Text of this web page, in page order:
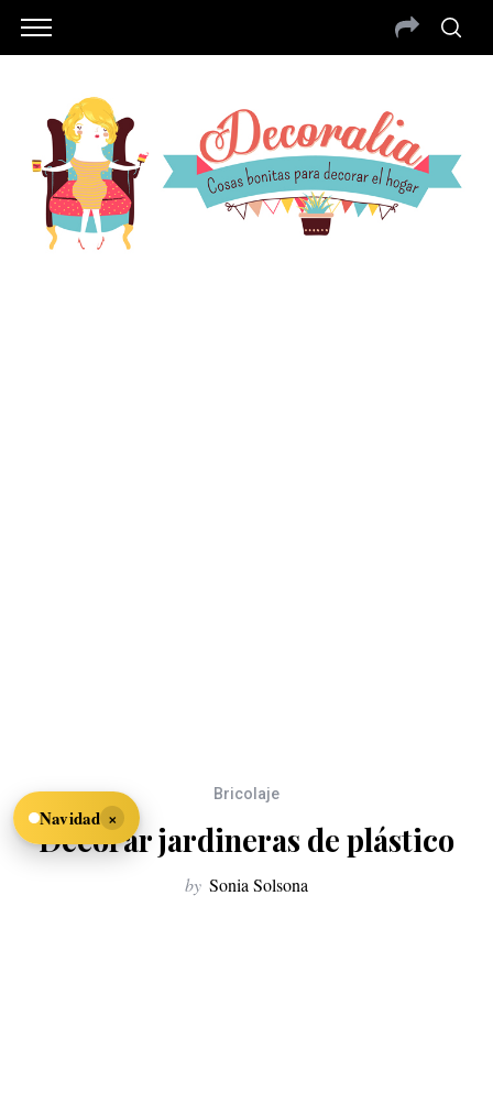
Bricolaje
Decorar jardineras de plástico
by Sonia Solsona
Navidad ×